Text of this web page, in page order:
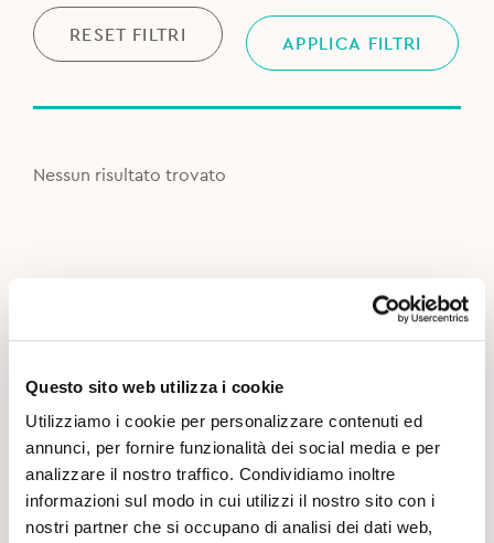
Questo sito web utilizza i cookie
Utilizziamo i cookie per personalizzare contenuti ed
annunci, per fornire funzionalità dei social media e per
analizzare il nostro traffico. Condividiamo inoltre
informazioni sul modo in cui utilizzi il nostro sito con i
nostri partner che si occupano di analisi dei dati web,
RESET FILTRI APPLICA FILTRI
Nessun risultato trovato